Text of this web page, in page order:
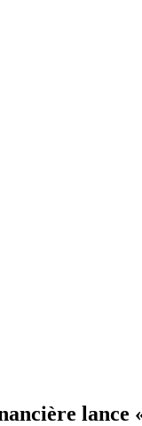
lance